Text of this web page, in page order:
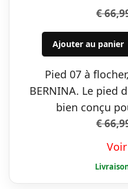
€
Ajouter au panier
Pied 07 à
BERNINA. Le pied
bien conçu
€